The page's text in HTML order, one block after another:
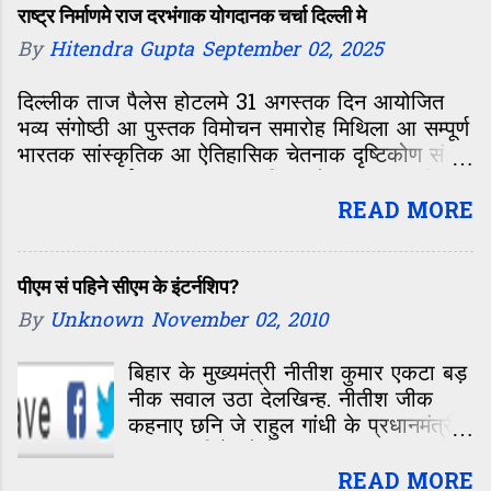
वाला लिंक के क्लिक क लिख भेजु. कमेंट
वाला मे कोनो परेशानी होए त ओहि मे बॉक्स
के ऊपर मे एकटा आओर लिंक अछि
Comment ओकरा क्लिक कs अपन
जवाब लिखु. अगर ओना नहि करय चाहय छी
त अहां अपन पसंदक गीत के नाम लिखि हमरा
hellomithilaa@gmail.com पर
आयोजनक शुरुआत मैथिली साहित्य महोत्सव
३ सं भेल। साहित्य महोत्सव के दू सत्र मे
दूटा विषय पर चर्चा भेल, ‘हवाई जहाज
दरभंगा पहुँचला पर मिथिलाक विकास केँ
कतेक पाँखि भेटल’ आ
राष्ट्र निर्माणमे राज दरभंगाक योगदानक चर्चा दिल्ली मे
ByHitendra Gupta September 02, 2025
दिल्लीक ताज पैलेस होटलमे 31 अगस्तक दिन आयोजित
भव्य संगोष्ठी आ पुस्तक विमोचन समारोह मिथिला आ सम्पूर्ण
भारतक सांस्कृतिक आ ऐतिहासिक चेतनाक दृष्टिकोण सं
READ MORE
पीएम सं पहिने सीएम के इंटर्नशिप?
By Unknown November 02, 2010
बिहार के मुख्यमंत्री नीतीश कुमार एकटा बड़
नीक सवाल उठा देलखिन्ह. नीतीश जीक
कहनाए छनि जे राहुल गांधी के प्रधानमंत्री
क राजनीति के अनुभव लेबाक चाही. नीतीश
READ MORE